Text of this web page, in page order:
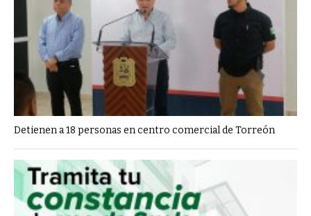
Detienen a 18 personas en centro comercial de Torreón